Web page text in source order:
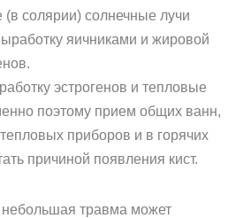
(в солярии) солнечные лучи
яичниками и жировой
эстрогенов и тепловые
поэтому прием общих ванн,
приборов и в горячих
причиной появления кист.
травма может